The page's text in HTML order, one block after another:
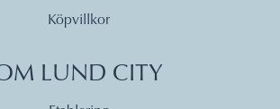
Köpvillkor
LUND CITY